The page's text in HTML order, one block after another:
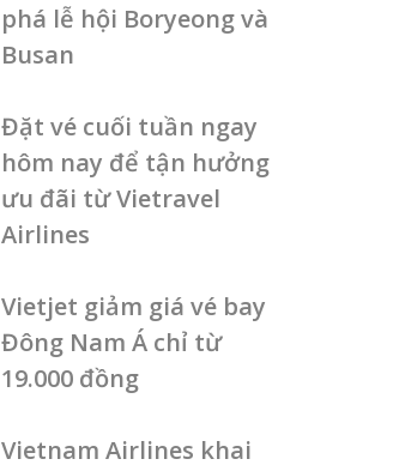
phá lễ hội Boryeong và
Busan
Đặt vé cuối tuần ngay
hôm nay để tận hưởng
ưu đãi từ Vietravel
Airlines
Vietjet giảm giá vé bay
Đông Nam Á chỉ từ
19.000 đồng
Vietnam Airlines khai